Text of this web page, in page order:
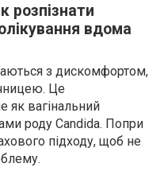
розпізнати
вдома
з дискомфортом,
Це
як вагінальний
роду Candida. Попри
підходу, щоб не